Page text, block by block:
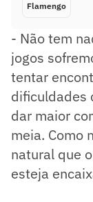
Flamengo
- Não tem
jogos
tentar
dificuldades
dar maior
meia. Como
natural que
esteja